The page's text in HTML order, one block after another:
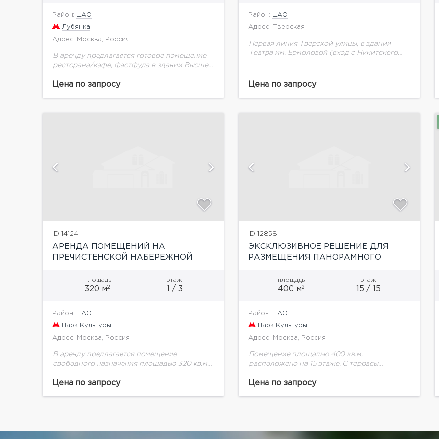
Район: ЦАО
Лубянка
Адрес: Москва, Россия
В аренду предлагается готовое помещение
ресторана/кафе, фастфуда в здании Высшей
года постройки). Огромный пешеходный и
Цена по запросу
Район: ЦАО
Адрес: Тверская
Первая линия Тверской улицы, в здании
Театра им. Ермоловой (вход с Никитского
1-ый этаж 200 кв.м., 2 этаж...
Цена по запросу
ID 14124
АРЕНДА ПОМЕЩЕНИЙ НА
ПРЕЧИСТЕНСКОЙ НАБЕРЕЖНОЙ
площадь
320 м2
этаж
1 / 3
Район: ЦАО
Парк Культуры
Адрес: Москва, Россия
В аренду предлагается помещение
свободного назначения площадью 320 кв.м.
набережной. 1 этаж - STREET-RETAIL с
Цена по запросу
ID 12858
ЭКСКЛЮЗИВНОЕ РЕШЕНИЕ ДЛЯ
РАЗМЕЩЕНИЯ ПАНОРАМНОГО
площадь
400 м2
этаж
15 / 15
Район: ЦАО
Парк Культуры
Адрес: Москва, Россия
Помещение площадью 400 кв.м,
расположено на 15 этаже. С террасы
Москвы, Храм Христа Спасителя, Москву-
Цена по запросу